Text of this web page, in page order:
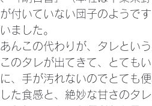
付いていない団子のようで
ました。
あんこの代わりが、タレという
のタレが出てきて、とても
、手が汚れないのでとても便
た食感と、絶妙な甘さのタ